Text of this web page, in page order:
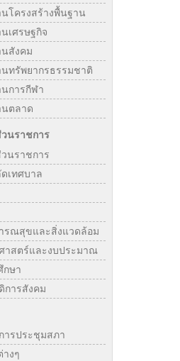
โครงสร้างพื้นฐาน
เศรษฐกิจ
สังคม
ทรัพยากรธรรมชาติ
การกีฬา
ตลาด
วนราชการ
นราชการ
เทศบาล
รณสุขและสิ่งแวดล้อม
าสตร์และงบประมาณ
กษา
การสังคม
ารประชุมสภา
างๆ